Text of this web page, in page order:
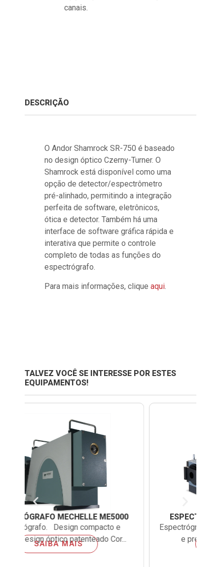
canais.
DESCRIÇÃO
O Andor Shamrock SR-750 é baseado
no design óptico Czerny-Turner. O
Shamrock está disponível como uma
opção de detector/espectrômetro
pré-alinhado, permitindo a integração
perfeita de software, eletrônicos,
ótica e detector. Também há uma
interface de software gráfica rápida e
interativa que permite o controle
completo de todas as funções do
espectrógrafo.
Para mais informações, clique aqui
TALVEZ VOCÊ SE INTERESSE POR ESTES
EQUIPAMENTOS!
ESPECTRÓGRAFO SHAMROCK 500I
Espectrógrafo. Espectrógrafo pré-alinhado
e pré-calibrado. Correção de a...
SAIBA MAIS